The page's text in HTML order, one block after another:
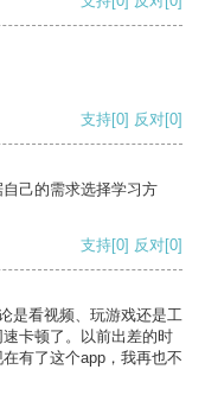
支持[0] 反对[0]
己的需求选择学习方
支持[0] 反对[0]
是看视频、玩游戏还是工
卡顿了。以前出差的时
有了这个app，我再也不